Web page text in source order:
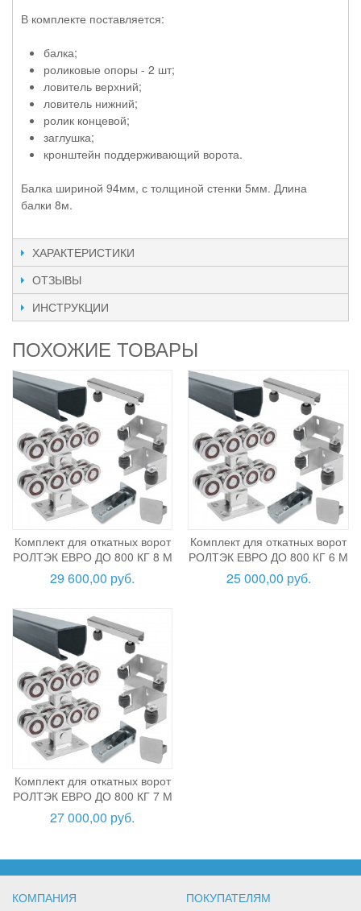
В комплекте поставляется:
балка;
роликовые опоры - 2 шт;
ловитель верхний;
ловитель нижний;
ролик концевой;
заглушка;
кронштейн поддерживающий ворота.
Балка шириной 94мм, с толщиной стенки 5мм. Длина
балки 8м.
ХАРАКТЕРИСТИКИ
ОТЗЫВЫ
ИНСТРУКЦИИ
ПОХОЖИЕ ТОВАРЫ
Комплект для откатных ворот
РОЛТЭК ЕВРО ДО 800 КГ 8 М
29 600,00 руб.
Комплект для откатных ворот
РОЛТЭК ЕВРО ДО 800 КГ 6 М
25 000,00 руб.
Комплект для откатных ворот
РОЛТЭК ЕВРО ДО 800 КГ 7 М
27 000,00 руб.
КОМПАНИЯ ПОКУПАТЕЛЯМ